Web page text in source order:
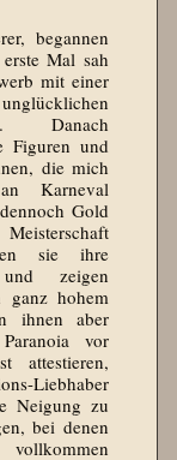
begannen
Mal sah
mit einer
Danach
Figuren und
die mich
Karneval
Gold
sie ihre
und zeigen
ganz hohem
ihnen aber
vor
attestieren,
Liebhaber
Neigung zu
bei denen